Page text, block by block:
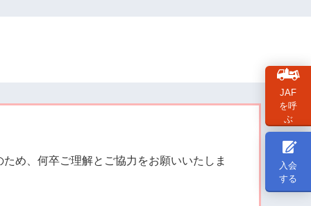
め、何卒ご理解とご協力をお願いいたしま
JAF
を呼
ぶ
入会
する